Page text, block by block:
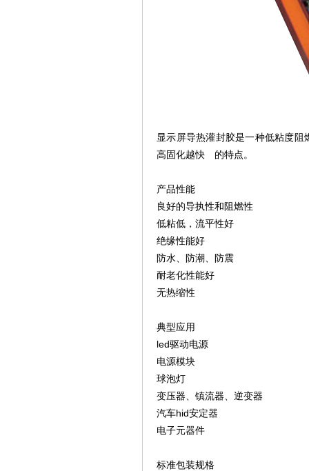
显示屏导热灌封胶是一种低粘度
高固化越快 的特点。
产品性能
良好的导执性和阻燃性
低粘低，流平性好
绝缘性能好
防水、防潮、防震
耐老化性能好
无热缩性
典型应用
led驱动电源
电源模块
球泡灯
变压器、镇流器、逆变器
汽车hid安定器
电子元器件
标准包装规格